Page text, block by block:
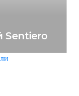
Sentiero